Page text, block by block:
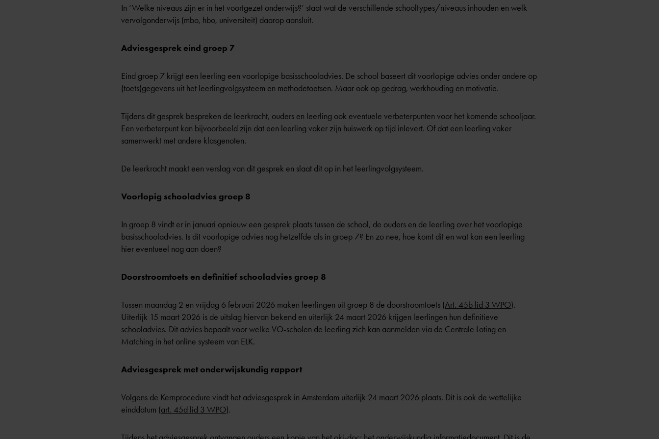
In ‘Welke niveaus zijn er in het voortgezet onderwijs?’ staat wat de verschillende schooltypes/niveaus inhouden en welk
vervolgonderwijs (mbo, hbo, universiteit) daarop aansluit.
Adviesgesprek eind groep 7
Eind groep 7 krijgt een leerling een voorlopige basisschooladvies. De school baseert dit voorlopige advies onder andere op
(toets)gegevens uit het leerlingvolgsysteem en methodetoetsen. Maar ook op gedrag, werkhouding en motivatie.
Tijdens dit gesprek bespreken de leerkracht, ouders en leerling ook eventuele verbeterpunten voor het komende schooljaar.
Een verbeterpunt kan bijvoorbeeld zijn dat een leerling vaker zijn huiswerk op tijd inlevert. Of dat een leerling vaker
samenwerkt met andere klasgenoten.
De leerkracht maakt een verslag van dit gesprek en slaat dit op in het leerlingvolgsysteem.
Voorlopig schooladvies groep 8
In groep 8 vindt er in januari opnieuw een gesprek plaats tussen de school, de ouders en de leerling over het voorlopige
basisschooladvies. Is dit voorlopige advies nog hetzelfde als in groep 7? En zo nee, hoe komt dit en wat kan een leerling
hier eventueel nog aan doen?
Doorstroomtoets en definitief schooladvies groep 8
Tussen maandag 2 en vrijdag 6 februari 2026 maken leerlingen uit groep 8 de doorstroomtoets (Art. 45b lid 3 WPO).
Uiterlijk 15 maart 2026 is de uitslag hiervan bekend en uiterlijk 24 maart 2026 krijgen leerlingen hun definitieve
schooladvies. Dit advies bepaalt voor welke VO-scholen de leerling zich kan aanmelden via de Centrale Loting en
Matching in het online systeem van ELK.
Adviesgesprek met onderwijskundig rapport
Volgens de Kernprocedure vindt het adviesgesprek in Amsterdam uiterlijk 24 maart 2026 plaats. Dit is ook de wettelijke
einddatum (art. 45d lid 3 WPO).